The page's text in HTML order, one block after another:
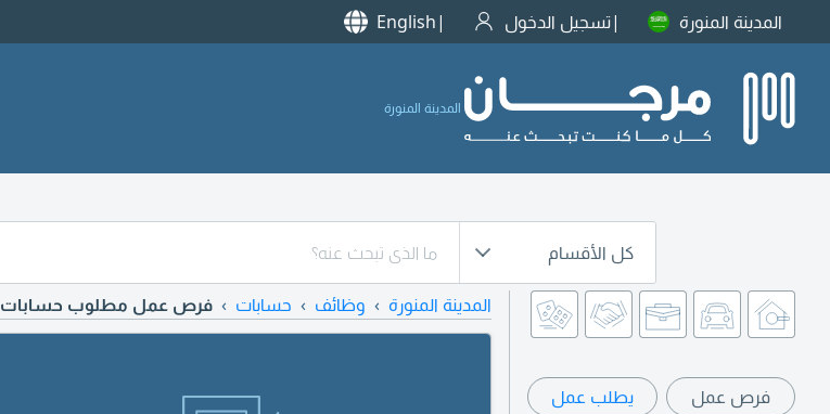
المدينة المنورة تسجيل الدخول English
المدينة المنورة
كل الأقسام
فرص عمل يطلب عمل
المدينة المنورة وظائف حسابات فرص عمل مطلوب حسابات